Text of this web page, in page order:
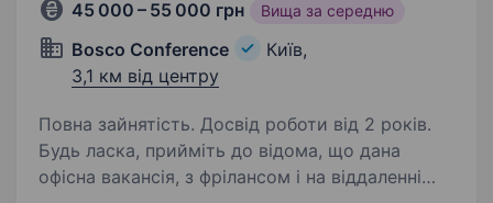
45 000 – 55 000 грн Вища за середню
Bosco Conference
Київ,
3,1 км від центру
Повна зайнятість. Досвід роботи від 2 років.
Будь ласка, прийміть до відома, що дана
офісна вакансія, з фрілансом і на віддаленні